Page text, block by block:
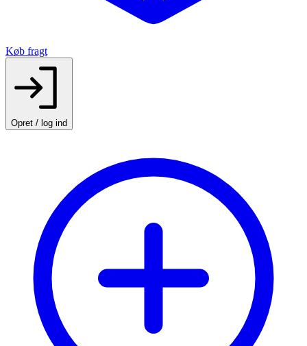
Køb fragt
Opret / log ind